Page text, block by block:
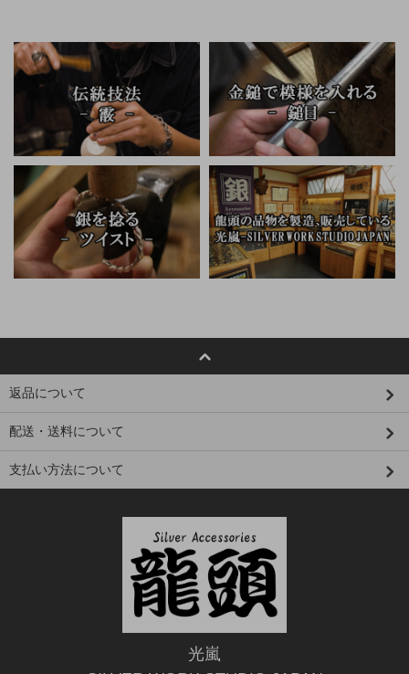
返品について
配送・送料について
支払い方法について
光嵐